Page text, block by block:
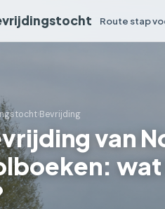
Route stap
›Bevrijding
van
wat